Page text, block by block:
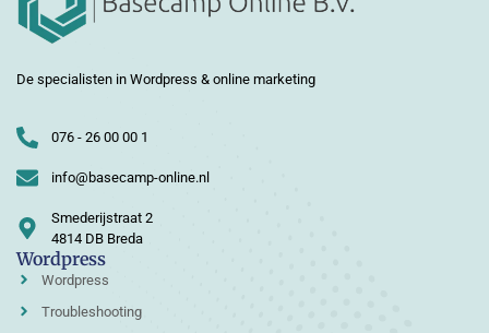
De specialisten in Wordpress & online marketing
076 - 26 00 00 1
info@basecamp-online.nl
Smederijstraat 2
4814 DB Breda
Wordpress
Wordpress
Troubleshooting